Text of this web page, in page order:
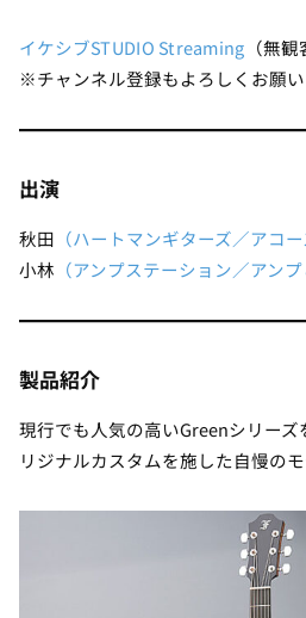
イケシブSTUDIO Streaming （無
※チャンネル登録もよろしくお願い
出演
秋田 （ハートマンギターズ／アコ
小林 （アンプステーション／アン
製品紹介
現行でも人気の高いGreenシリー
リジナルカスタムを施した自慢のモ